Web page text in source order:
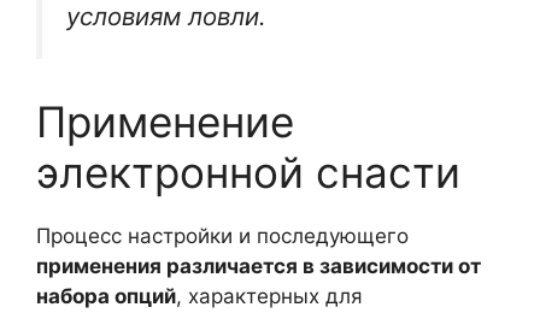
условиям ловли.
Применение
электронной снасти
Процесс настройки и последующего
применения различается в зависимости от
набора опций, характерных для